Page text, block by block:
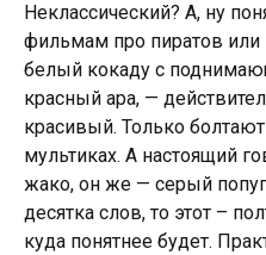
Неклассический? А, ну
фильмам про пирaтов или
белый кокаду с
красный ара, —
красивый. Только
мультиках. А настоящий
жако, он же — серый
десятка слов, то этот –
куда понятнее будет.